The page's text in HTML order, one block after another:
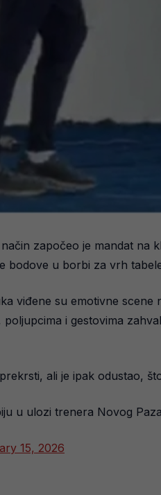
započeo je mandat
bodove u borbi za vrh
viđene su emotivne
i gestovima
ali je ipak odustao,
u ulozi trenera Novog
15, 2026